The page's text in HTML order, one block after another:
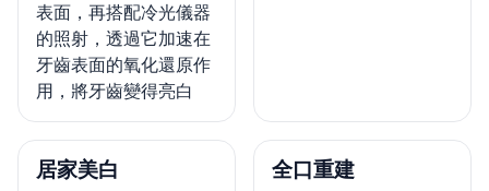
表面，再搭配冷光儀器
的照射，透過它加速在
牙齒表面的氧化還原作
用，將牙齒變得亮白
居家美白 全口重建